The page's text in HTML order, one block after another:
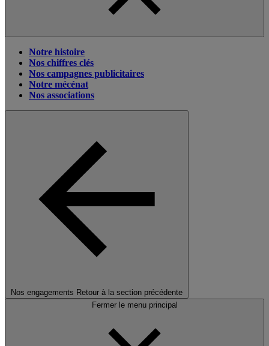
Notre histoire
Nos chiffres clés
Nos campagnes publicitaires
Notre mécénat
Nos associations
Nos engagements Retour à la section précédente
Fermer le menu principal